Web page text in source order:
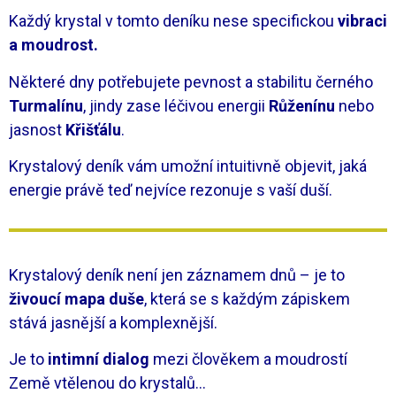
Každý krystal v tomto deníku nese specifickou vibraci
a moudrost.
Některé dny potřebujete pevnost a stabilitu černého
Turmalínu, jindy zase léčivou energii Růženínu nebo
jasnost Křišťálu.
Krystalový deník vám umožní intuitivně objevit, jaká
energie právě teď nejvíce rezonuje s vaší duší.
Krystalový deník není jen záznamem dnů – je to
živoucí mapa duše, která se s každým zápiskem
stává jasnější a komplexnější.
Je to intimní dialog mezi člověkem a moudrostí
Země vtělenou do krystalů…